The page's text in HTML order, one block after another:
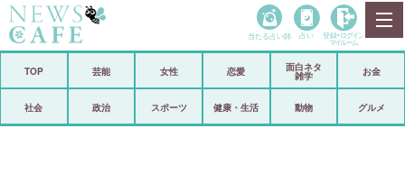
政治
当たる占い師 占い 登録• ログイン
マイルーム
TOP 芸能 女性 恋愛
面白ネタ
雑学
お金
社会 政治 スポーツ 健康・生活 動物 グルメ